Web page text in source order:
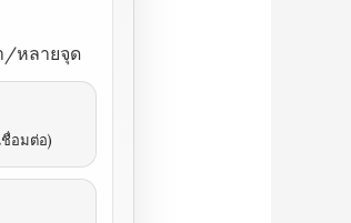
/หลายจุด
ชื่อมต่อ)